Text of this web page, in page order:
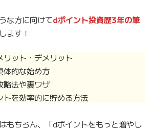
な方に向けてdポイント投資歴3年の筆
ます！
ット・デメリット
体的な始め方
略法や裏ワザ
トを効率的に貯める方法
もちろん、「dポイントをもっと増やし